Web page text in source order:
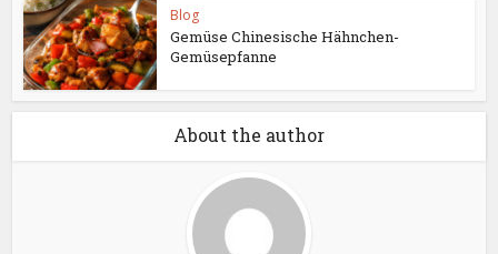
Blog
Gemüse Chinesische Hähnchen-
Gemüsepfanne
About the author